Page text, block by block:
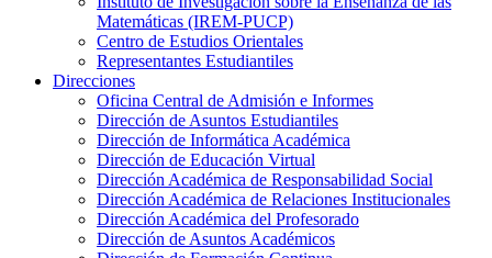
Matemáticas (IREM-PUCP)
Centro de Estudios Orientales
Representantes Estudiantiles
Direcciones
Oficina Central de Admisión e Informes
Dirección de Asuntos Estudiantiles
Dirección de Informática Académica
Dirección de Educación Virtual
Dirección Académica de Responsabilidad Social
Dirección Académica de Relaciones Institucionales
Dirección Académica del Profesorado
Dirección de Asuntos Académicos